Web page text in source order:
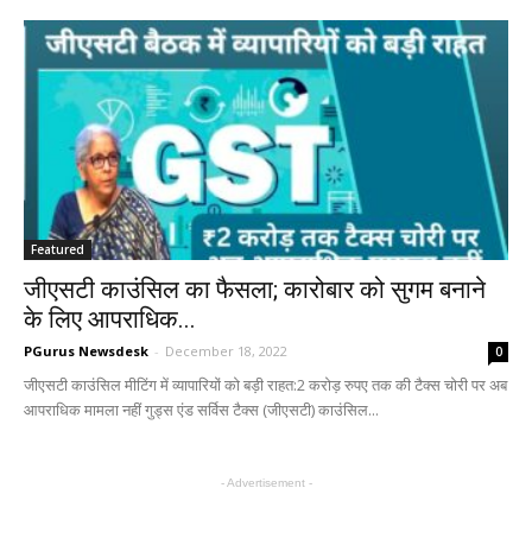
Featured
जीएसटी काउंसिल का फैसला; कारोबार को सुगम बनाने
के लिए आपराधिक...
PGurus Newsdesk - December 18, 2022 0
जीएसटी काउंसिल मीटिंग में व्यापारियों को बड़ी राहत:2 करोड़ रुपए तक की टैक्स चोरी पर अब
आपराधिक मामला नहीं गुड्स एंड सर्विस टैक्स (जीएसटी) काउंसिल...
- Advertisement -